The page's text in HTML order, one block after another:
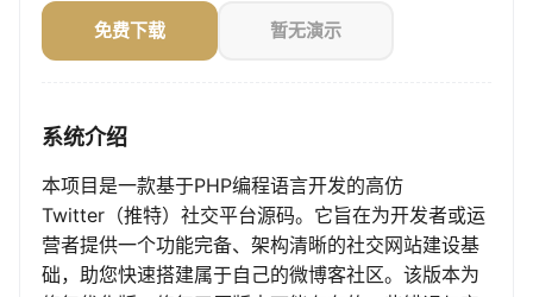
免费下载 暂无演示
系统介绍
本项目是一款基于PHP编程语言开发的高仿
Twitter（推特）社交平台源码。它旨在为开发者或运
营者提供一个功能完备、架构清晰的社交网站建设基
础，助您快速搭建属于自己的微博客社区。该版本为